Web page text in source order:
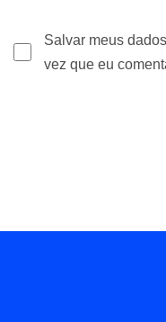
Salvar meus
vez que eu